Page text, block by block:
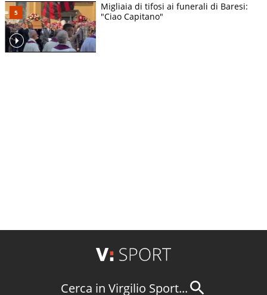
Migliaia di tifosi ai funerali di Baresi:
"Ciao Capitano"
Cerca in Virgilio Sport...